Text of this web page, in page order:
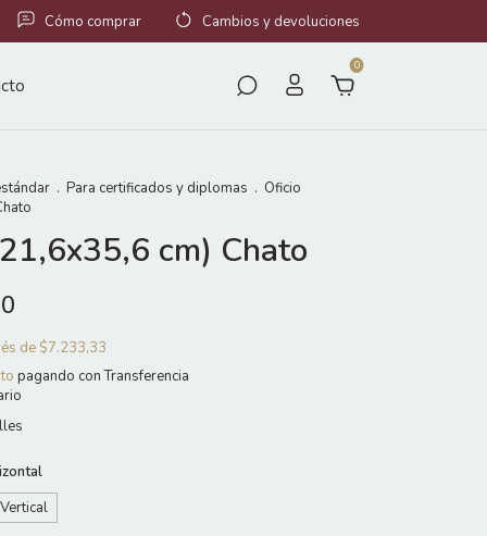
Cómo comprar Cambios y devoluciones
0
. Para certificados y diplomas . Oficio
cm) Chato
de $7.233,33
pagando con Transferencia
Vertical